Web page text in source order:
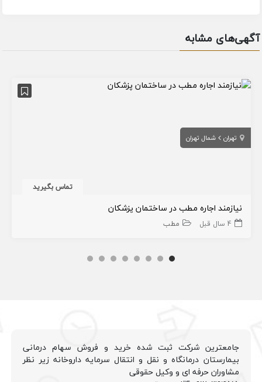
آگهی‌های مشابه
تهران شمال تهران
تماس بگیرید
نیازمند اجاره مطب در ساختمان پزشکان
4 سال قبل مطب
جامعترین شرکت ثبت شده خرید و فروش سهام درمانی
بیمارستان درمانگاه و نقل و انتقال سرمایه داروخانه زیر نظر
مشاوران حرفه ای و وکیل حقوقی